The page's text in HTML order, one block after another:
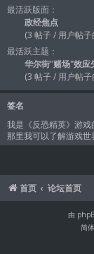
最活跃版面：
政经焦点
(3 帖子 / 用户帖
最活跃主题：
华尔街"赌场"效应
(3 帖子 / 用户帖
签名
我是《反恐精英》游
那里我可以了解游戏世
首页 论坛首页
由
简